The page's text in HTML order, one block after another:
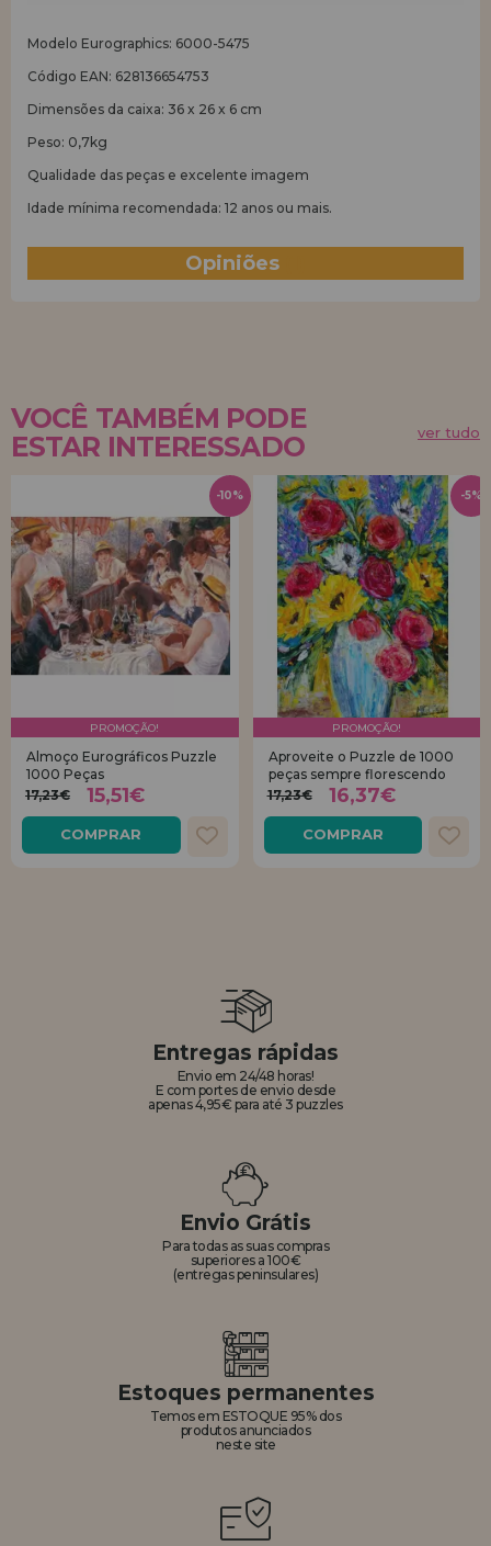
Modelo Eurographics: 6000-5475
Código EAN: 628136654753
Dimensões da caixa: 36 x 26 x 6 cm
Peso: 0,7kg
Qualidade das peças e excelente imagem
Idade mínima recomendada: 12 anos ou mais.
Opiniões
VOCÊ TAMBÉM PODE
ESTAR INTERESSADO
ver tudo
PROMOÇÃO!
Almoço Eurográficos Puzzle
1000 Peças
17,23€
15,51€
COMPRAR
-10%
PROMOÇÃO!
Aproveite o Puzzle de 1000
peças sempre florescendo
17,23€
16,37€
COMPRAR
-5%
Entregas rápidas
Envio em 24/48 horas!
E com portes de envio desde
apenas 4,95€ para até 3 puzzles
Envio Grátis
Para todas as suas compras
superiores a 100€
(entregas peninsulares)
Estoques permanentes
Temos em ESTOQUE 95% dos
produtos anunciados
neste site